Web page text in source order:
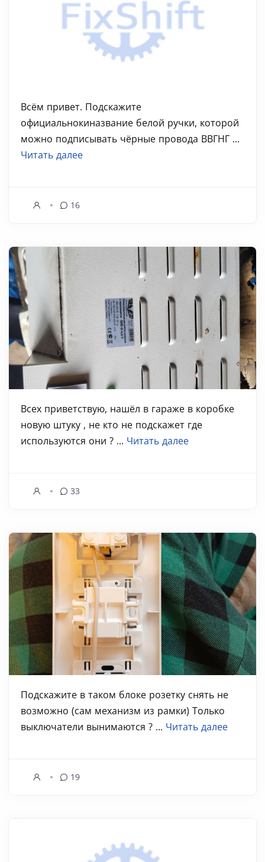
Всём привет. Подскажите
официальнокиназвание белой ручки, которой
можно подписывать чёрные провода ВВГНГ ...
Читать далее
16
Всех приветствую, нашёл в гараже в коробке
новую штуку , не кто не подскажет где
используются они ? ... Читать далее
33
Подскажите в таком блоке розетку снять не
возможно (сам механизм из рамки) Только
выключатели вынимаются ? ... Читать далее
19